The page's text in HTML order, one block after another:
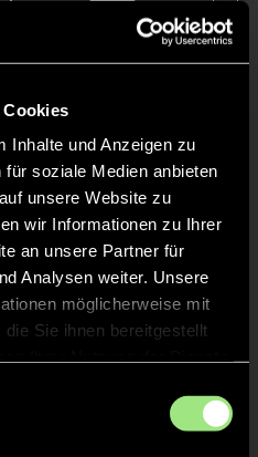
Cookies
Inhalte und Anzeigen zu
soziale Medien anbieten
unsere Website zu
wir Informationen zu Ihrer
an unsere Partner für
Analysen weiter. Unsere
möglicherweise mit
Sie ihnen bereitgestellt
Johann
L.